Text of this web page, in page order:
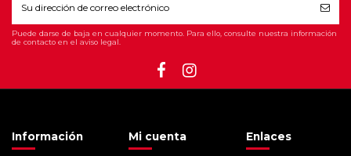
Puede darse de baja en cualquier momento. Para ello, consulte nuestra información
de contacto en el aviso legal.
Información Mi cuenta Enlaces